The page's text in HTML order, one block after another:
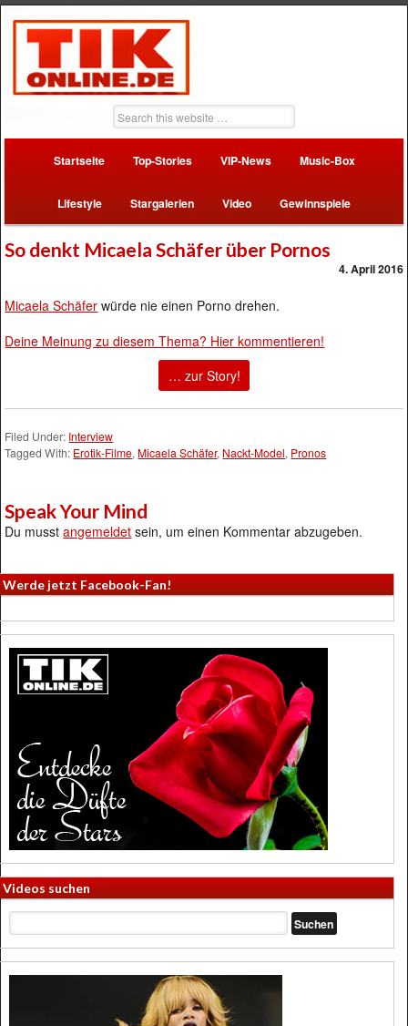
Startseite Top-Stories VIP-News Music-Box
Lifestyle Stargalerien Video Gewinnspiele
So denkt Micaela Schäfer über Pornos
4. April 2016
Micaela Schäfer würde nie einen Porno drehen.
Deine Meinung zu diesem Thema? Hier kommentieren!
… zur Story!
Filed Under: Interview
Tagged With: Erotik-Filme, Micaela Schäfer, Nackt-Model, Pronos
Speak Your Mind
Du musstangemeldet sein, um einen Kommentar abzugeben.
Werde jetzt Facebook-Fan!
Videos suchen